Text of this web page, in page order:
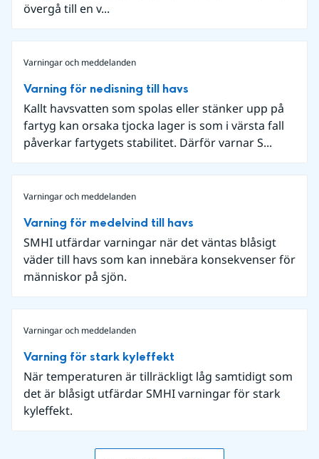
övergå till en v...
Varningar och meddelanden
Varning för nedisning till havs
Kallt havsvatten som spolas eller stänker upp på
fartyg kan orsaka tjocka lager is som i värsta fall
påverkar fartygets stabilitet. Därför varnar S...
Varningar och meddelanden
Varning för medelvind till havs
SMHI utfärdar varningar när det väntas blåsigt
väder till havs som kan innebära konsekvenser för
människor på sjön.
Varningar och meddelanden
Varning för stark kyleffekt
När temperaturen är tillräckligt låg samtidigt som
det är blåsigt utfärdar SMHI varningar för stark
kyleffekt.